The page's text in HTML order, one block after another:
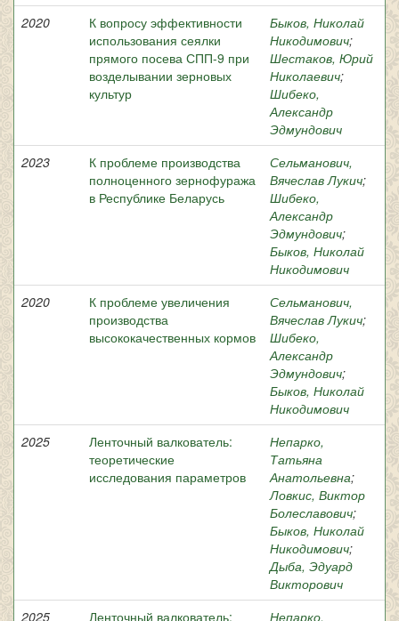
2020
К вопросу эффективности
использования сеялки
прямого посева СПП-9 при
возделывании зерновых
культур
Быков, Николай
Никодимович;
Шестаков, Юрий
Николаевич;
Шибеко,
Александр
Эдмундович
2023
К проблеме производства
полноценного зернофуража
в Республике Беларусь
Сельманович,
Вячеслав Лукич;
Шибеко,
Александр
Эдмундович;
Быков, Николай
Никодимович
2020
К проблеме увеличения
производства
высококачественных кормов
Сельманович,
Вячеслав Лукич;
Шибеко,
Александр
Эдмундович;
Быков, Николай
Никодимович
2025
Ленточный валкователь:
теоретические
исследования параметров
Непарко,
Татьяна
Анатольевна;
Ловкис, Виктор
Болеславович;
Быков, Николай
Никодимович;
Дыба, Эдуард
Викторович
2025
Ленточный валкователь: Непарко,